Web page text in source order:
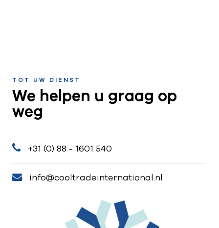
TOT UW DIENST
We helpen u graag op
weg
+31 (0) 88 - 1601 540
info@cooltradeinternational.nl